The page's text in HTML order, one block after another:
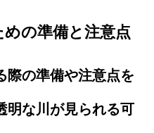
の準備と注意点
際の準備や注意点を
明な川が見られる可